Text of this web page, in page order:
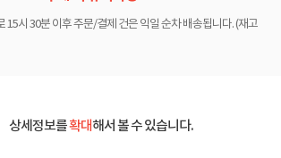
시 30분 이후 주문/결제 건은 익일 순차 배송됩니다. (재고
상세정보를확대해서 볼 수 있습니다.